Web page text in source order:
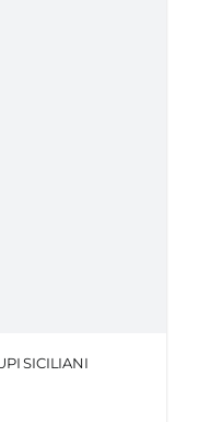
SICILIANI